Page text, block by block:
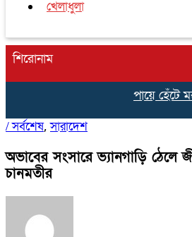
খেলাধুলা
শিরোনাম
পায়ে হেঁটে
/সর্বশেষ,সারাদেশ
অভাবের সংসারে ভ্যানগাড়ি ঠেলে
চানমতীর